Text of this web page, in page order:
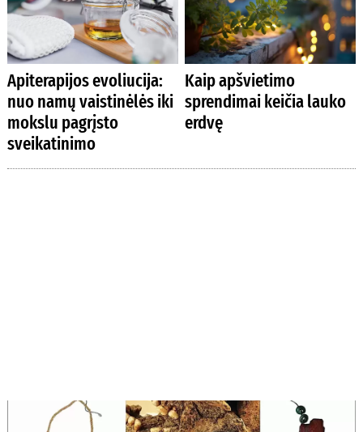
Apiterapijos evoliucija:
nuo namų vaistinėlės iki
mokslu pagrįsto
sveikatinimo
Kaip apšvietimo
sprendimai keičia lauko
erdvę